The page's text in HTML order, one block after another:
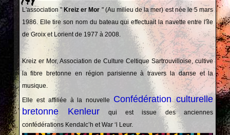
L'association " Kreiz er Mor " (Au milieu de la mer) est née le 5 mars
1986. Elle tire son nom du bateau qui effectuait la navette entre l'île
de Groix et Lorient de 1977 à 2008.
Kreiz er Mor, Association de Culture Celtique Sartrouvilloise, cultive
la fibre bretonne en région parisienne à travers la danse et la
musique.
Elle est affiliée à la nouvelle Confédération culturelle
bretonne Kenleur qui est issue des anciennes
confédérations Kendalc’h et War ‘l Leur.